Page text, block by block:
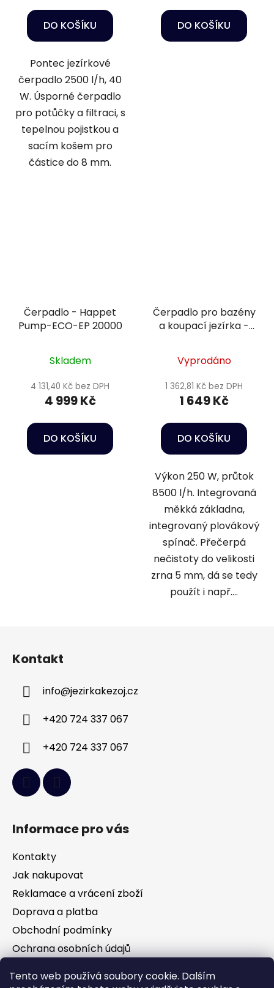
Tento web používá soubory cookie. Dalším
DO KOŠÍKU
Pontec jezírkové
čerpadlo 2500 l/h, 40
W. Úsporné čerpadlo
pro potůčky a filtraci, s
tepelnou pojistkou a
sacím košem pro
částice do 8 mm.
DO KOŠÍKU
Čerpadlo - Happet
Pump-ECO-EP 20000
Skladem
4 131,40 Kč bez DPH
4 999 Kč
DO KOŠÍKU
Čerpadlo pro bazény
a koupací jezírka -
Vyprodáno
1 362,81 Kč bez DPH
1 649 Kč
DO KOŠÍKU
Výkon 250 W, průtok
8500 l/h. Integrovaná
měkká základna,
integrovaný plovákový
spínač. Přečerpá
nečistoty do velikosti
zrna 5 mm, dá se tedy
použít i např....
Kontakt
info@jezirkakezoj.cz
+420 724 337 067
+420 724 337 067
Informace pro vás
Kontakty
Jak nakupovat
Reklamace a vrácení zboží
Doprava a platba
Obchodní podmínky
Ochrana osobních údajů